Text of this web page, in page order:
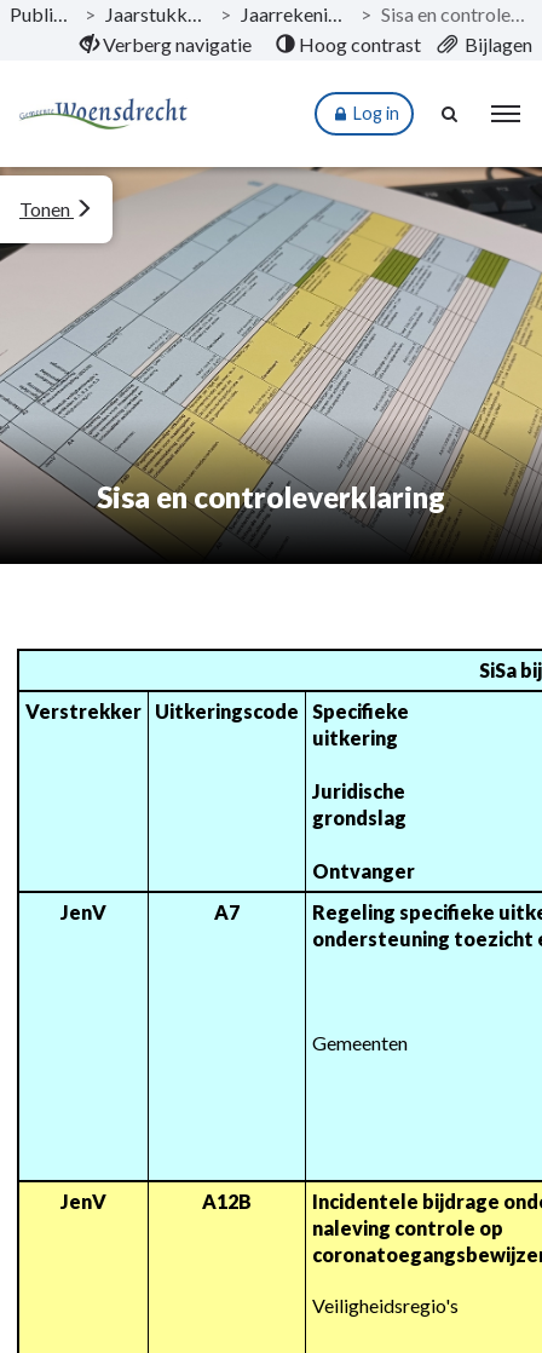
Naar hoofdinhoud
Publicaties > Jaarstukken 2021 > Jaarrekening 2021 >
Sisa en controleverklaring
Verberg navigatie
Hoog contrast Bijlagen
Log in
Sisa en controleverklaring
Tonen
SiSa
Verstrekker
Uitkeringscode
Specifieke
uitkering
Juridische
grondslag
Ontvanger
JenV
A7
Regeling specifieke
ondersteuning toezicht
Gemeenten
JenV A12B
Incidentele bijdrage
naleving controle op
Veiligheidsregio's